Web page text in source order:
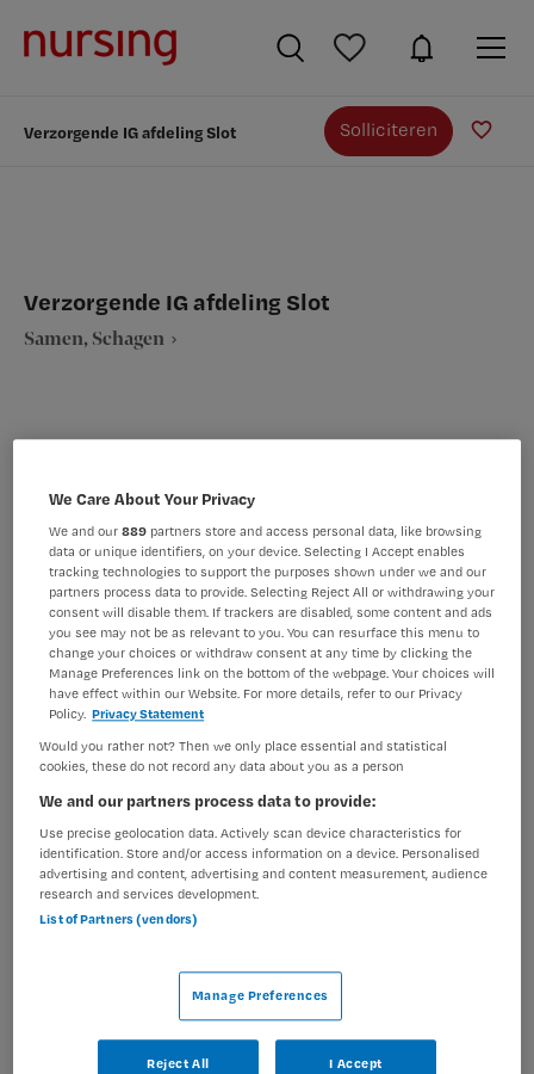
Verzorgende IG afdeling Slot Solliciteren
Verzorgende IG afdeling Slot
Samen, Schagen
VAKGEBIED
Verpleeghuis
AANSTELLING
Tijdelijk dienstverband
PLAATSINGSDATUM
16 juni 2026
NIVEAU
MBO
ERVARING
Vacature niet beschikbaar
Deze vacature Verzorgende IG afdeling Slot bij Samen is
niet meer actueel. Hieronder staan enkele vergelijkbare
vacatures die voor u wellicht interessant zijn.
We Care About Your Privacy
We and our889 partners store and access personal data, like browsing
data or unique identifiers, on your device. Selecting I Accept enables
tracking technologies to support the purposes shown under we and our
partners process data to provide. Selecting Reject All or withdrawing your
consent will disable them. If trackers are disabled, some content and ads
you see may not be as relevant to you. You can resurface this menu to
change your choices or withdraw consent at any time by clicking the
Manage Preferences link on the bottom of the webpage. Your choices will
have effect within our Website. For more details, refer to our Privacy
Policy. Privacy Statement
Would you rather not? Then we only place essential and statistical
cookies, these do not record any data about you as a person
We and our partners process data to provide:
Use precise geolocation data. Actively scan device characteristics for
identification. Store and/or access information on a device. Personalised
advertising and content, advertising and content measurement, audience
research and services development.
List of Partners (vendors)
Manage Preferences
Reject All I Accept